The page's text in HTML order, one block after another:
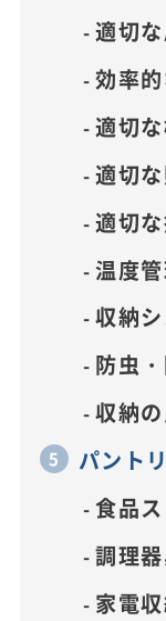
適切
効率
適切
適切
適切
温度
収納
防虫
収納
パント
食品
調理
家電